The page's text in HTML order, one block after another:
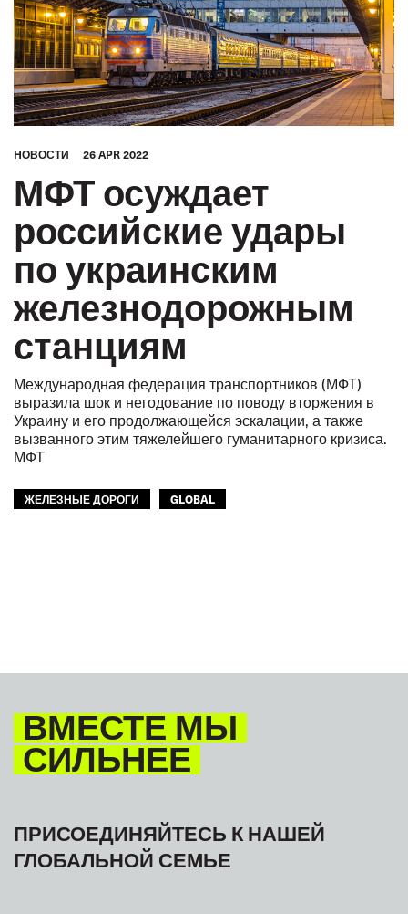
HОВОСТИ 26 APR 2022
МФТ осуждает
российские удары
по украинским
железнодорожным
станциям
Международная федерация транспортников (МФТ)
выразила шок и негодование по поводу вторжения в
Украину и его продолжающейся эскалации, а также
вызванного этим тяжелейшего гуманитарного кризиса.
МФТ
ЖЕЛЕЗНЫЕ ДОРОГИ GLOBAL
ВМЕСТЕ МЫ
СИЛЬНЕЕ
ПРИСОЕДИНЯЙТЕСЬ К НАШЕЙ
ГЛОБАЛЬНОЙ СЕМЬЕ